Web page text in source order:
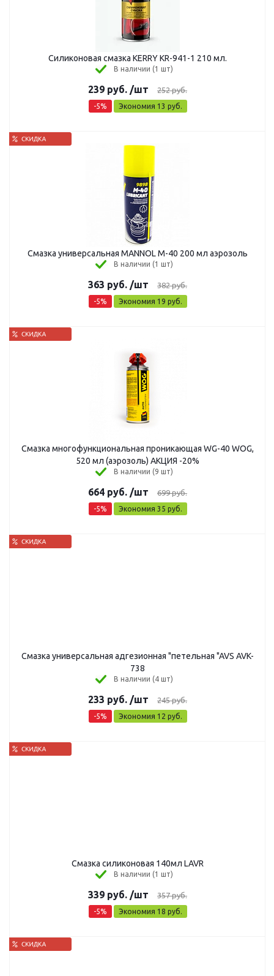
Силиконовая смазка KERRY KR-941-1 210 мл.
В наличии (1 шт)
239 руб. /шт 252руб.
-5% Экономия 13 руб.
Смазка универсальная MANNOL M-40 200 мл аэрозоль
В наличии (1 шт)
363 руб. /шт 382руб.
-5% Экономия 19 руб.
Смазка многофункциональная проникающая WG-40 WOG,
520 мл (аэрозоль) АКЦИЯ -20%
В наличии (9 шт)
664 руб. /шт 699руб.
-5% Экономия 35 руб.
Смазка универсальная адгезионная "петельная "AVS AVK-
738
В наличии (4 шт)
233 руб. /шт 245руб.
-5% Экономия 12 руб.
Смазка силиконовая 140мл LAVR
В наличии (1 шт)
339 руб. /шт 357руб.
-5% Экономия 18 руб.